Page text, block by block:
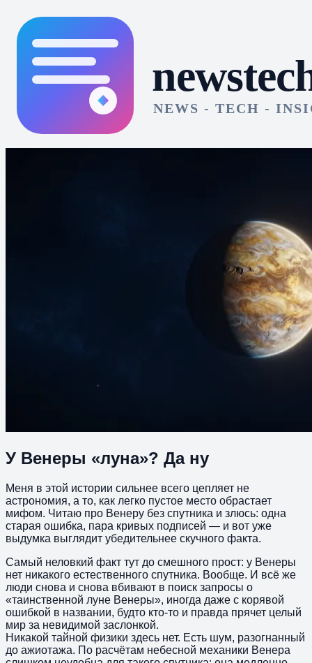
У Венеры «луна»? Да ну
Меня в этой истории сильнее всего цепляет не
астрономия, а то, как легко пустое место обрастает
мифом. Читаю про Венеру без спутника и злюсь: одна
старая ошибка, пара кривых подписей — и вот уже
выдумка выглядит убедительнее скучного факта.
Самый неловкий факт тут до смешного прост: у Венеры
нет никакого естественного спутника. Вообще. И всё же
люди снова и снова вбивают в поиск запросы о
«таинственной луне Венеры», иногда даже с корявой
ошибкой в названии, будто кто-то и правда прячет целый
мир за невидимой заслонкой.
Никакой тайной физики здесь нет. Есть шум, разогнанный
до ажиотажа. По расчётам небесной механики Венера